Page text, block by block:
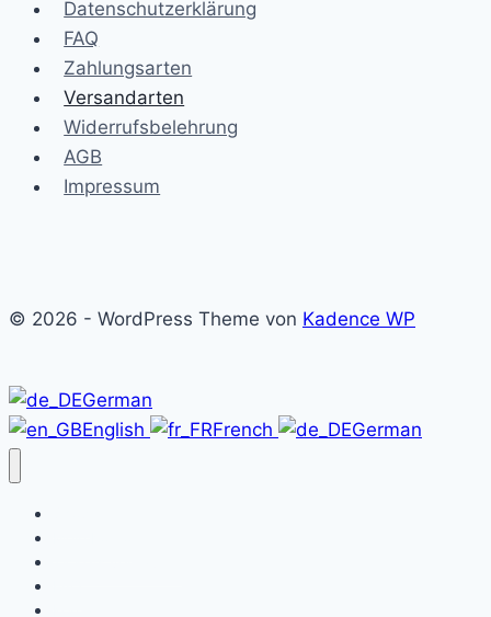
Datenschutzerklärung
FAQ
Zahlungsarten
Versandarten
Widerrufsbelehrung
AGB
Impressum
© 2026 - WordPress Theme von Kadence WP
German
English
French German